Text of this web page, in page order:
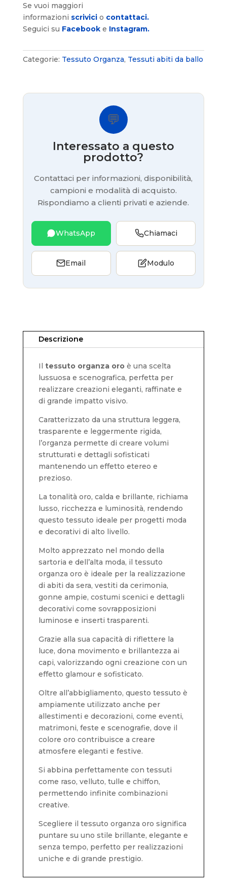
Se vuoi maggiori
informazioni scrivici o contattaci.
Seguici su Facebooke Instagram.
Categorie: Tessuto Organza, Tessuti abiti da ballo
💬
Interessato a questo
prodotto?
Contattaci per informazioni, disponibilità,
campioni e modalità di acquisto.
Rispondiamo a clienti privati e aziende.
WhatsApp Chiamaci
Email Modulo
Descrizione
Il tessuto organza oroè una scelta
lussuosa e scenografica, perfetta per
realizzare creazioni eleganti, raffinate e
di grande impatto visivo.
Caratterizzato da una struttura leggera,
trasparente e leggermente rigida,
l’organza permette di creare volumi
strutturati e dettagli sofisticati
mantenendo un effetto etereo e
prezioso.
La tonalità oro, calda e brillante, richiama
lusso, ricchezza e luminosità, rendendo
questo tessuto ideale per progetti moda
e decorativi di alto livello.
Molto apprezzato nel mondo della
sartoria e dell’alta moda, il tessuto
organza oro è ideale per la realizzazione
di abiti da sera, vestiti da cerimonia,
gonne ampie, costumi scenici e dettagli
decorativi come sovrapposizioni
luminose e inserti trasparenti.
Grazie alla sua capacità di riflettere la
luce, dona movimento e brillantezza ai
capi, valorizzando ogni creazione con un
effetto glamour e sofisticato.
Oltre all’abbigliamento, questo tessuto è
ampiamente utilizzato anche per
allestimenti e decorazioni, come eventi,
matrimoni, feste e scenografie, dove il
colore oro contribuisce a creare
atmosfere eleganti e festive.
Si abbina perfettamente con tessuti
come raso, velluto, tulle e chiffon,
permettendo infinite combinazioni
creative.
Scegliere il tessuto organza oro significa
puntare su uno stile brillante, elegante e
senza tempo, perfetto per realizzazioni
uniche e di grande prestigio.